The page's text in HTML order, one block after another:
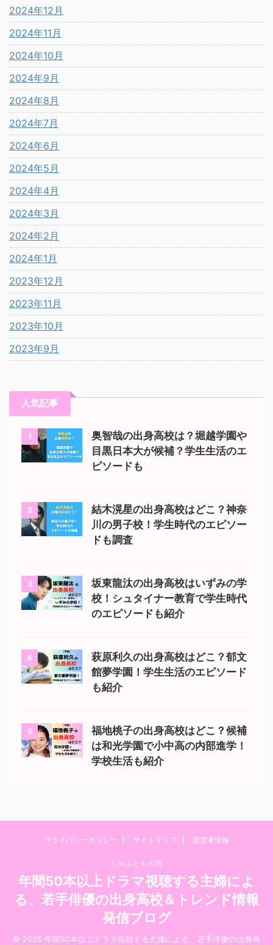
2024年12月
2024年11月
2024年10月
2024年9月
2024年8月
2024年7月
2024年6月
2024年5月
2024年4月
2024年3月
2024年2月
2024年1月
2023年12月
2023年11月
2023年10月
2023年9月
人気記事
1
奥智哉の出身高校は？堀越学園や
目黒日本大が候補？学生生活のエ
ピソードも
2
結木滉星の出身高校はどこ？神奈
川の男子校！学生時代のエピソー
ドも調査
3
坂東龍汰の出身高校はいずみの学
校！シュタイナー教育で学生時代
のエピソードも紹介
4
萩原利久の出身高校はどこ？郁文
館夢学園！学生生活のエピソード
も紹介
5
福地桃子の出身高校はどこ？候補
は和光学園で小中高の内部進学！
学校生活も紹介
プライバシーポリシー サイトマップ 運営者情報
しゅふともの沼
年間50本以上ドラマ視聴する主婦によ
る、若手俳優の出身高校＆トレンド情報
発信ブログ
© 2026 年間50本以上ドラマ視聴する主婦による、若手俳優の出身高